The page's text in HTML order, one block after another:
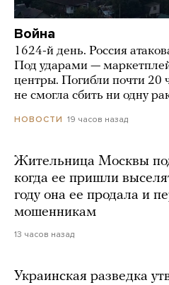
Война
1624-й день. Россия
Под ударами —
центры. Погибли почти
не смогла сбить ни одну
НОВОСТИ 19 часов назад
Жительница Москвы
когда ее пришли
году она ее продала и
мошенникам
13 часов назад
Украинская разведка